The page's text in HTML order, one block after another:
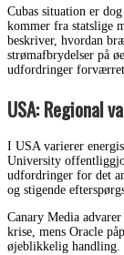
Cubas situation er
kommer fra statslige
beskriver, hvordan
strømafbrydelser på
udfordringer forværret
USA: Regional
I USA varierer
University
udfordringer for det
og stigende
Canary Media
krise, mens Oracle
øjeblikkelig handling.